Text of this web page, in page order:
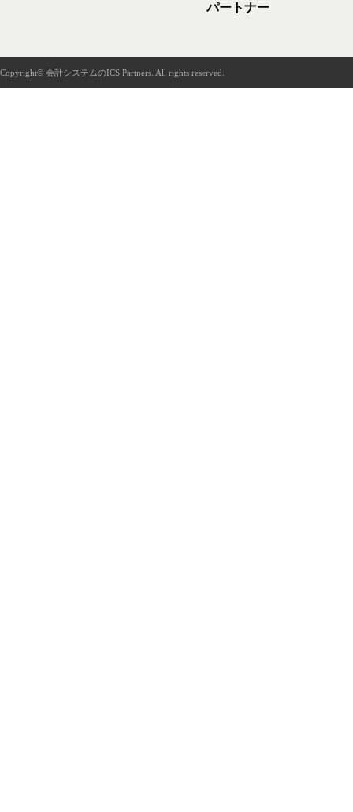
パートナー
Copyright© 会計システムのICS Partners. All rights reserved.